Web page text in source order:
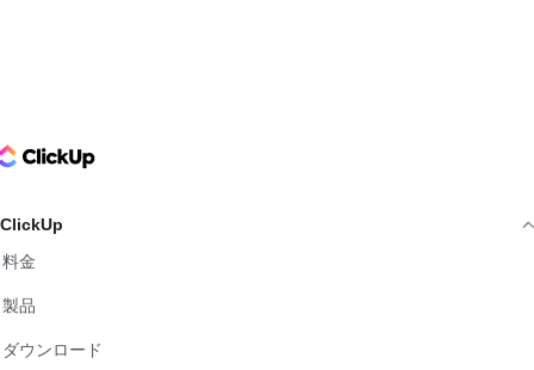
Logo
ClickUp
料金
製品
ダウンロード